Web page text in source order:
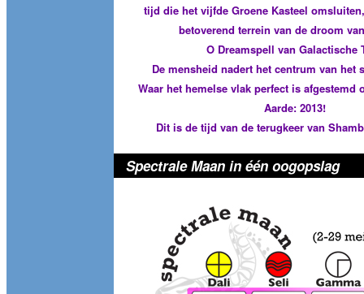
tijd die het vijfde Groene Kasteel
betoverend terrein van de droom
O Dreamspell van Galactische
De mensheid nadert het centrum van het
Waar het hemelse vlak perfect is afgestemd
Aarde: 2013!
Dit is de tijd van de terugkeer van
Spectrale Maan in één oogopslag